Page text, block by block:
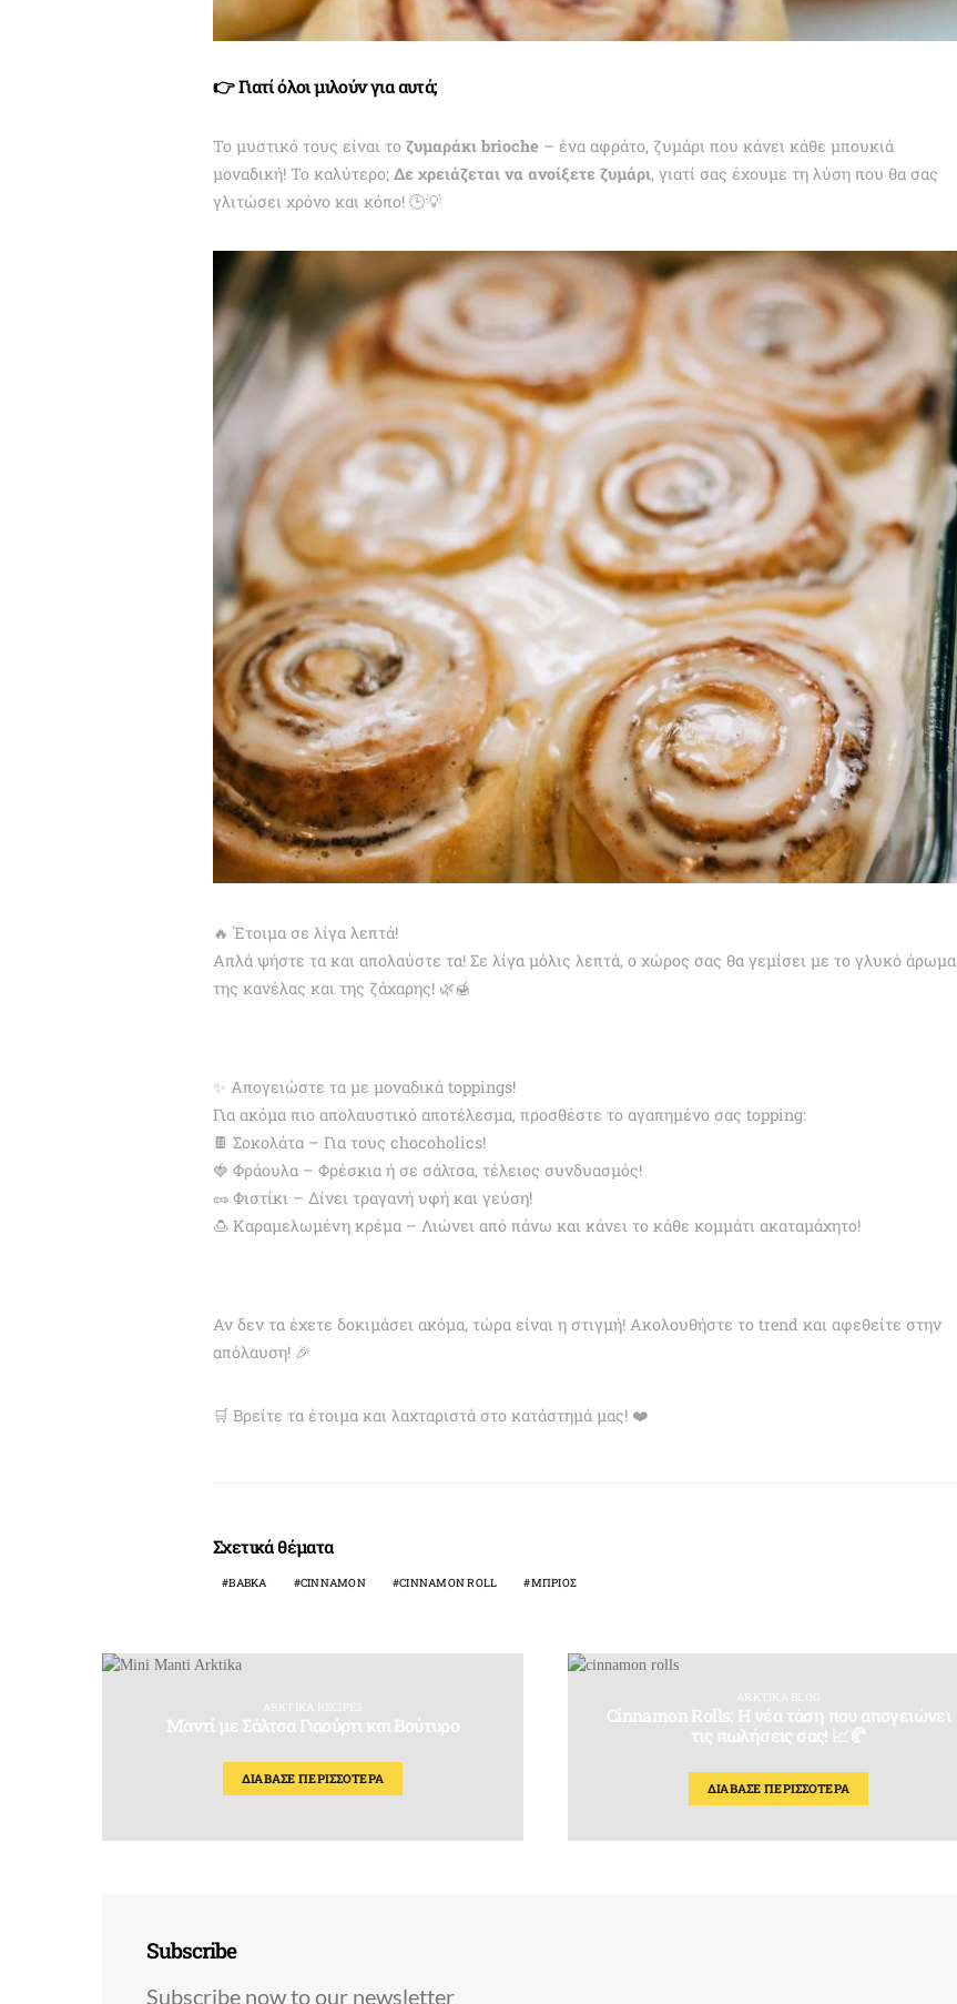
👉 Γιατί όλοι μιλούν για αυτά;
Το μυστικό τους είναι το ζυμαράκι brioche – ένα αφράτο, ζυμάρι που κάνει κάθε μπουκιά
μοναδική! Το καλύτερο; Δε χρειάζεται να ανοίξετε ζυμάρι, γιατί σας έχουμε τη λύση που θα σας
γλιτώσει χρόνο και κόπο! 🕒💡
🔥 Έτοιμα σε λίγα λεπτά!
Απλά ψήστε τα και απολαύστε τα! Σε λίγα μόλις λεπτά, ο χώρος σας θα γεμίσει με το γλυκό άρωμα
της κανέλας και της ζάχαρης! 🌿🍯
✨ Απογειώστε τα με μοναδικά toppings!
Για ακόμα πιο απολαυστικό αποτέλεσμα, προσθέστε το αγαπημένο σας topping:
🍫 Σοκολάτα – Για τους chocoholics!
🍓 Φράουλα – Φρέσκια ή σε σάλτσα, τέλειος συνδυασμός!
🥜 Φιστίκι – Δίνει τραγανή υφή και γεύση!
🍮 Καραμελωμένη κρέμα – Λιώνει από πάνω και κάνει το κάθε κομμάτι ακαταμάχητο!
Αν δεν τα έχετε δοκιμάσει ακόμα, τώρα είναι η στιγμή! Ακολουθήστε το trend και αφεθείτε στην
απόλαυση! 🎉
🛒 Βρείτε τα έτοιμα και λαχταριστά στο κατάστημά μας! ❤️
Σχετικά θέματα
BABKA CINNAMON CINNAMON ROLL ΜΠΡΙΟΣ
ARKTIKA RECIPES
Μαντί με Σάλτσα Γιαούρτι και Βούτυρο
ΔΙΑΒΑΣΕ ΠΕΡΙΣΣΟΤΕΡΑ
ARKTIKA BLOG
Cinnamon Rolls: Η νέα τάση που απογειώνει
τις πωλήσεις σας! 📈🥐
ΔΙΑΒΑΣΕ ΠΕΡΙΣΣΟΤΕΡΑ
Subscribe
Subscribe now to our newsletter